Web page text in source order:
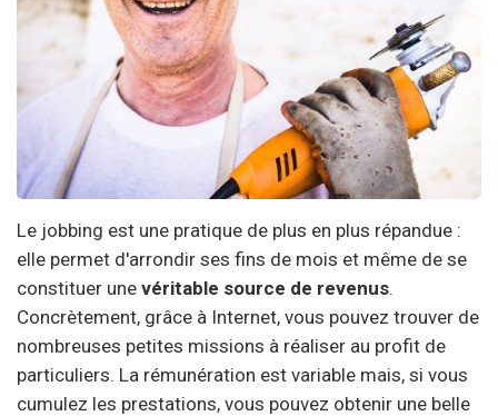
Le jobbing est une pratique de plus en plus répandue :
elle permet d'arrondir ses fins de mois et même de se
constituer une véritable source de revenus.
Concrètement, grâce à Internet, vous pouvez trouver de
nombreuses petites missions à réaliser au profit de
particuliers. La rémunération est variable mais, si vous
cumulez les prestations, vous pouvez obtenir une belle